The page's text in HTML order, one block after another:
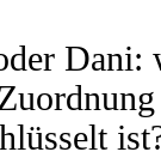
Dani: